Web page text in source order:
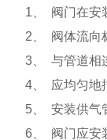
1
阀门在安
2
阀体流向
3
与管道相
4
应均匀地
5
安装供气
6
阀门应安